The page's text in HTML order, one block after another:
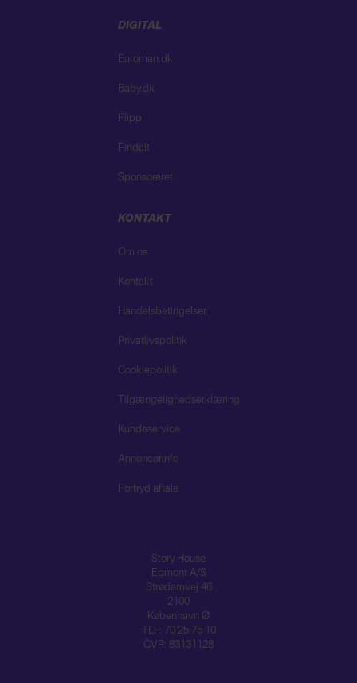
DIGITAL
Euroman.dk
Baby.dk
Flipp
Findalt
Sponsoreret
KONTAKT
Om os
Kontakt
Handelsbetingelser
Privatlivspolitik
Cookiepolitik
Tilgængelighedserklæring
Kundeservice
Annoncørinfo
Fortryd aftale
Story House
Egmont A/S
Strødamvej 46
2100
København Ø
TLF: 70 25 75 10
CVR: 83131128